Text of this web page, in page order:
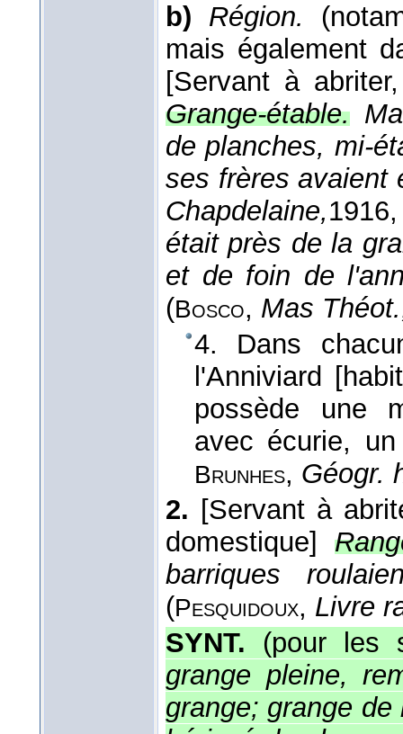
b) Région.
mais également
[Servant à
Grange-étable.
de planches, mi-
ses frères
Chapdelaine,1916
était près de la
et de foin de
(Bosco, Mas
4. Dans
l'Anniviard
possède une
avec écurie,
Brunhes, Géogr.
2. [Servant à
domestique]
barriques
(Pesquidoux, Livre
SYNT. (pour
grange pleine,
grange; grange